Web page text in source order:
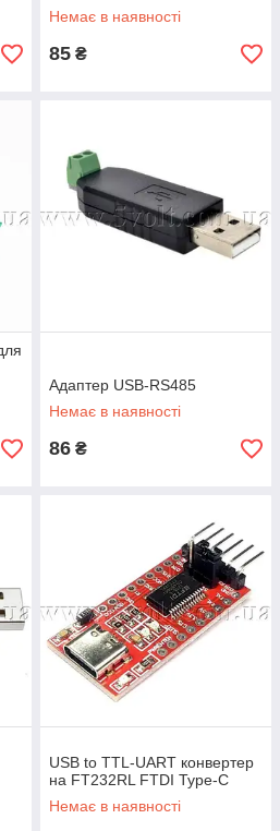
Немає в наявності
85 ₴
Адаптер USB-RS485
Немає в наявності
86 ₴
USB to TTL-UART конвертер
на FT232RL FTDI Type-C
Немає в наявності